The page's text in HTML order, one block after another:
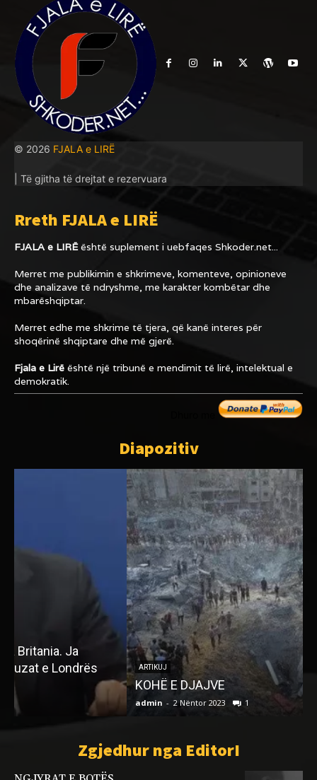
© 2026 FJALA e LIRË
| Të gjitha të drejtat e rezervuara
Rreth FJALA e LIRË
FJALA e LIRËështë suplement i uebfaqes Shkoder.net...
Merret me publikimin e shkrimeve, komenteve, opinioneve
dhe analizave të ndryshme, me karakter kombëtar dhe
mbarëshqiptar.
Merret edhe me shkrime të tjera, që kanë interes për
shoqërinë shqiptare dhe më gjerë.
Fjala e Lirë është një tribunë e mendimit të lirë, intelektual e
demokratik.
Diapozitiv
ARTIKUJ
KOHË E DJAJVE
2 Nëntor 2023 1
Zgjedhur nga EditorI